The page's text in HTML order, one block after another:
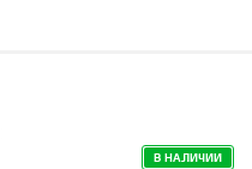
В НАЛИЧИИ